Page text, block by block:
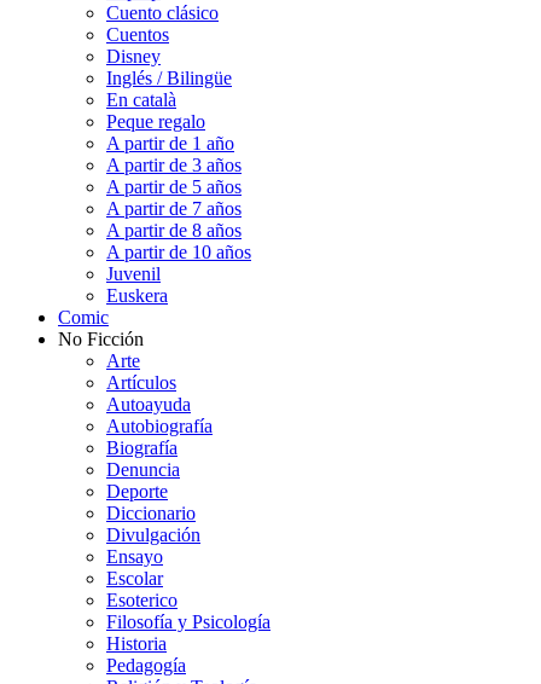
Cuento clásico
Cuentos
Disney
Inglés / Bilingüe
En català
Peque regalo
A partir de 1 año
A partir de 3 años
A partir de 5 años
A partir de 7 años
A partir de 8 años
A partir de 10 años
Juvenil
Euskera
Comic
No Ficción
Arte
Artículos
Autoayuda
Autobiografía
Biografía
Denuncia
Deporte
Diccionario
Divulgación
Ensayo
Escolar
Esoterico
Filosofía y Psicología
Historia
Pedagogía